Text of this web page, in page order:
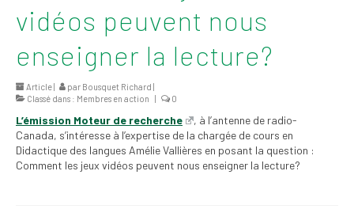
2026
Mandats des comités
syndicaux et
règlements
Politiques
vidéos peuvent nous
enseigner la lecture?
Article | par Bousquet Richard |
Classé dans : Membres en action | 0
L’émission Moteur de recherche
, à l’antenne de radio-
Canada, s’intéresse à l’expertise de la chargée de cours en
Didactique des langues Amélie Vallières en posant la question :
Comment les jeux vidéos peuvent nous enseigner la lecture?